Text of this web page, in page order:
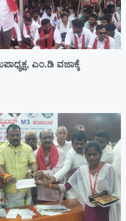
ಎಂ.ಡಿ ವಜಾಕ್ಕೆ